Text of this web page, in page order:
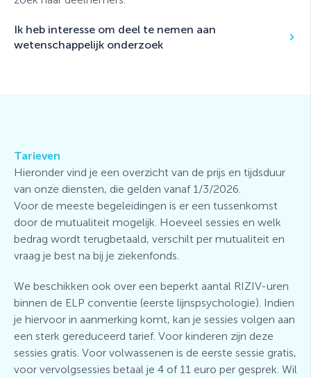
Ik heb interesse om deel te nemen aan
wetenschappelijk onderzoek
Tarieven
Hieronder vind je een overzicht van de prijs en tijdsduur
van onze diensten, die gelden vanaf 1/3/2026.
Voor de meeste begeleidingen is er een tussenkomst
door de mutualiteit mogelijk. Hoeveel sessies en welk
bedrag wordt terugbetaald, verschilt per mutualiteit en
vraag je best na bij je ziekenfonds.
We beschikken ook over een beperkt aantal RIZIV-uren
binnen de ELP conventie (eerste lijnspsychologie). Indien
je hiervoor in aanmerking komt, kan je sessies volgen aan
een sterk gereduceerd tarief. Voor kinderen zijn deze
sessies gratis. Voor volwassenen is de eerste sessie gratis,
voor vervolgsessies betaal je 4 of 11 euro per gesprek. Wil